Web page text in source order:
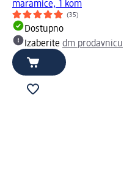
maramice, 1 kom
(35)
Dostupno
Izaberite dm prodavnicu